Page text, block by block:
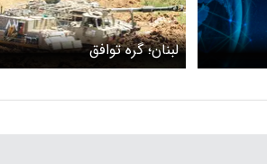
لبنان؛ گره توافق